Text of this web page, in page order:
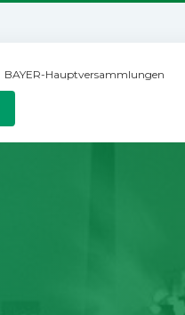
BAYER-Hauptversammlungen